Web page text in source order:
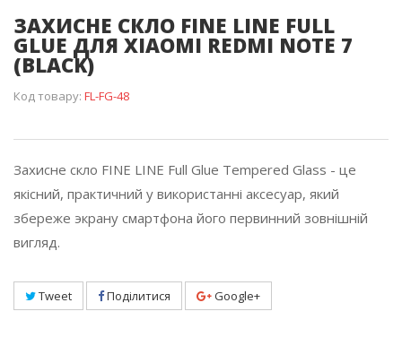
ЗАХИСНЕ СКЛО FINE LINE FULL
GLUE ДЛЯ XIAOMI REDMI NOTE 7
(BLACK)
Код товару: FL-FG-48
Захисне скло FINE LINE Full Glue Tempered Glass - це
якісний, практичний у використанні аксесуар, який
збереже экрану смартфона його первинний зовнішній
вигляд.
Tweet Поділитися Google+